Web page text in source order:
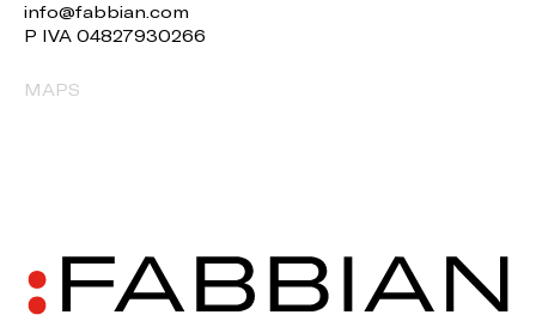
info@fabbian.com
P IVA 04827930266
MAPS